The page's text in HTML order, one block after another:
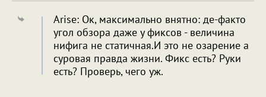
Arise: Ок, максимально внятно: де-факто
угол обзора даже у фиксов - величина
нифига не статичная.И это не озарение а
суровая правда жизни. Фикс есть? Руки
есть? Проверь, чего уж.